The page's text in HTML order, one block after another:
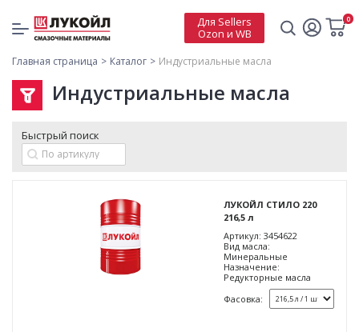
Для Sellers
Ozon и WB
0
Главная страница Каталог Индустриальные масла
Индустриальные масла
Быстрый поиск
ЛУКОЙЛ СТИЛО 220
216,5 л
Артикул: 3454622
Вид масла:
Минеральные
Назначение:
Редукторные масла
Фасовка: